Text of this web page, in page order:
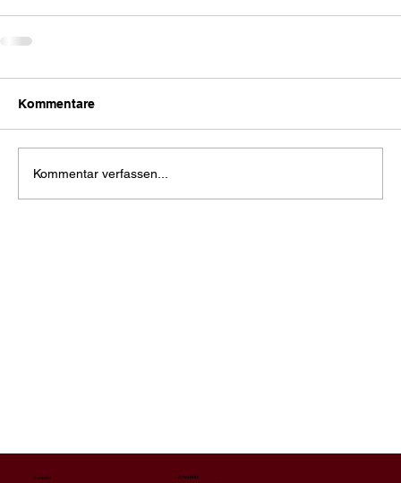
Kommentare
Kommentar verfassen...
Kontakt
Anschrift